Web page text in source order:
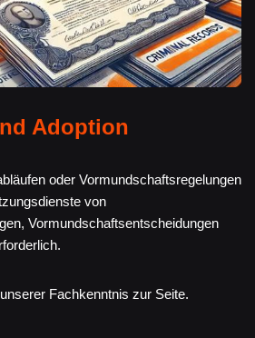
Adoption
oder Vormundschaftsregelungen
von
Vormundschaftsentscheidungen
Fachkenntnis zur Seite.